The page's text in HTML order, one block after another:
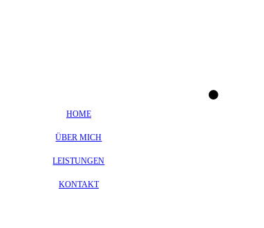
HOME
ÜBER MICH
LEISTUNGEN
KONTAKT